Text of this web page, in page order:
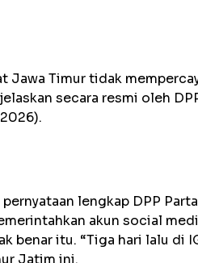
Jawa Timur tidak
secara resmi oleh
lengkap DPP
akun social
benar itu. “Tiga hari lalu di
Jatim ini.